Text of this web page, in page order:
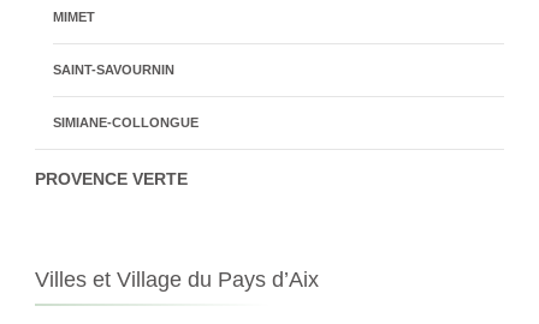
MIMET
SAINT-SAVOURNIN
SIMIANE-COLLONGUE
PROVENCE VERTE
Villes et Village du Pays d’Aix